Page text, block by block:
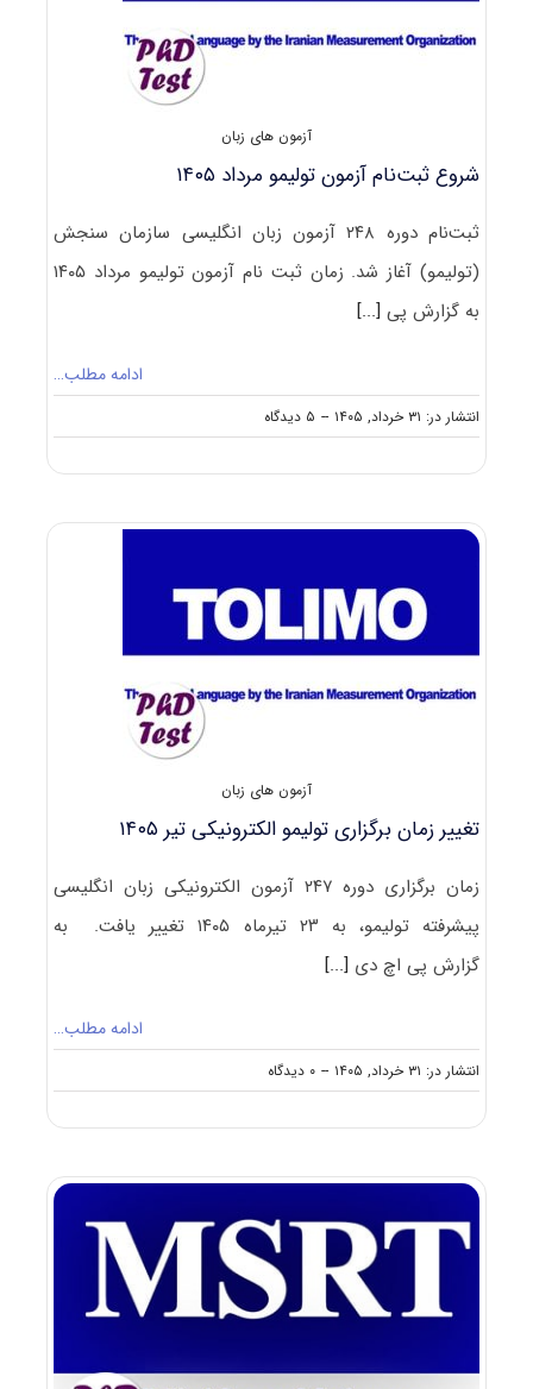
آزمون های زبان
شروع ثبت‌نام آزمون‌ تولیمو مرداد ۱۴۰۵
ثبت‌‌نام دوره‌ ۲۴۸ آزمون زبان انگلیسی سازمان سنجش
(تولیمو) آغاز شد. زمان ثبت نام آزمون تولیمو مرداد ۱۴۰۵
به گزارش پی[...]
ادامه مطلب…
انتشار در: ۳۱ خرداد, ۱۴۰۵ -- ۵ دیدگاه
on
شروع
مرداد
آزمون های زبان
تغییر زمان برگزاری تولیمو الکترونیکی تیر ۱۴۰۵
زمان برگزاری دوره ۲۴۷ آزمون الکترونیکی زبان انگلیسی
پیشرفته تولیمو، به ۲۳ تیرماه ۱۴۰۵ تغییر یافت. به
گزارش پی اچ دی [...]
ادامه مطلب…
انتشار در: ۳۱ خرداد, ۱۴۰۵ -- ۰ دیدگاه
on
تغییر
الکترونیکی
۱۴۰۵